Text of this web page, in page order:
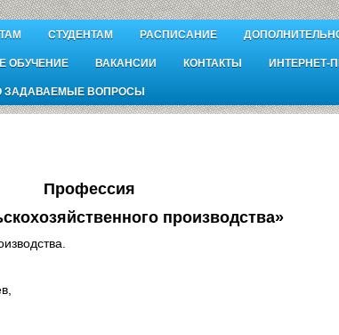
СТУДЕНТАМ РАСПИСАНИЕ
ОБУЧЕНИЕ ВАКАНСИИ КОНТАКТЫ ИНТЕРНЕТ-
ЗАДАВАЕМЫЕ ВОПРОСЫ
Профессия
производства»